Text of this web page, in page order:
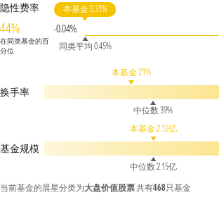
隐性费率
44%
在同类基金的百
分位
-0.04%
本基金 0.31%
同类平均 0.45%
换手率
本基金 21%
中位数 39%
基金规模
本基金 2.12亿
中位数 2.15亿
当前基金的晨星分类为大盘价值股票共有468只基金